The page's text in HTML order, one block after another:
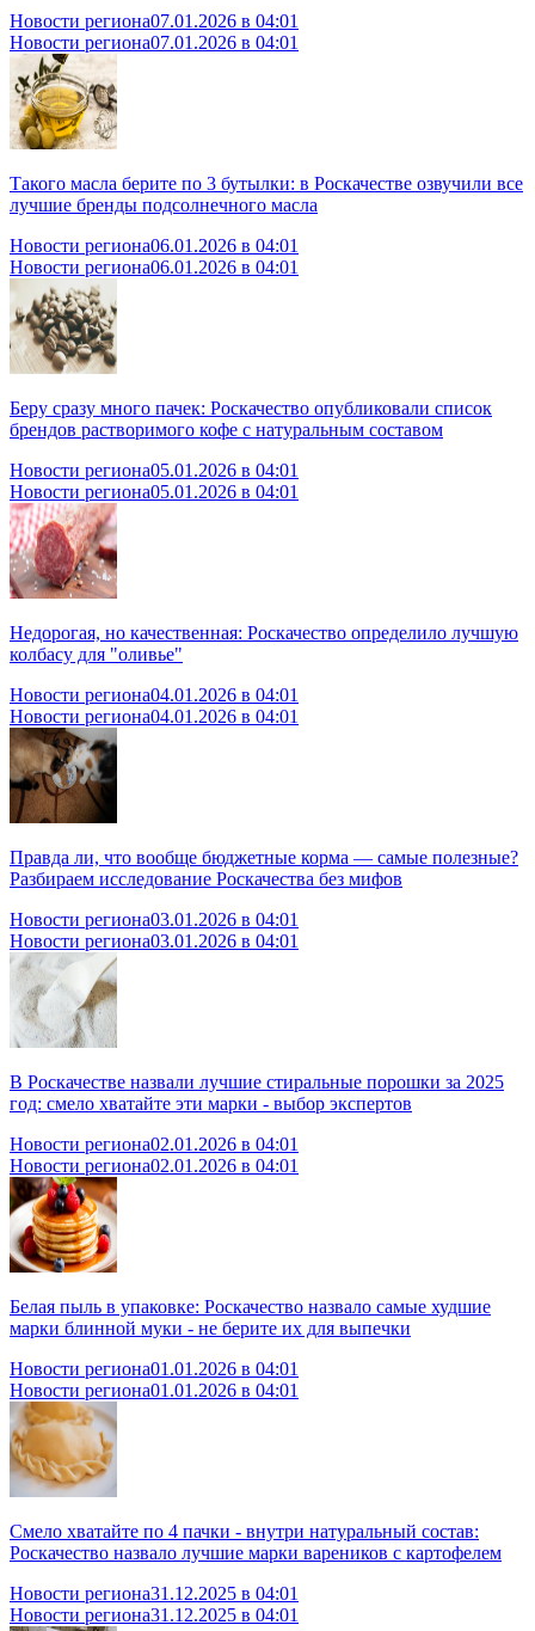
Новости региона07.01.2026 в 04:01
Новости региона07.01.2026 в 04:01
Такого масла берите по 3 бутылки: в Роскачестве озвучили все
лучшие бренды подсолнечного масла
Новости региона06.01.2026 в 04:01
Новости региона06.01.2026 в 04:01
Беру сразу много пачек: Роскачество опубликовали список
брендов растворимого кофе с натуральным составом
Новости региона05.01.2026 в 04:01
Новости региона05.01.2026 в 04:01
Недорогая, но качественная: Роскачество определило лучшую
колбасу для "оливье"
Новости региона04.01.2026 в 04:01
Новости региона04.01.2026 в 04:01
Правда ли, что вообще бюджетные корма — самые полезные?
Разбираем исследование Роскачества без мифов
Новости региона03.01.2026 в 04:01
Новости региона03.01.2026 в 04:01
В Роскачестве назвали лучшие стиральные порошки за 2025
год: смело хватайте эти марки - выбор экспертов
Новости региона02.01.2026 в 04:01
Новости региона02.01.2026 в 04:01
Белая пыль в упаковке: Роскачество назвало самые худшие
марки блинной муки - не берите их для выпечки
Новости региона01.01.2026 в 04:01
Новости региона01.01.2026 в 04:01
Смело хватайте по 4 пачки - внутри натуральный состав:
Роскачество назвало лучшие марки вареников с картофелем
Новости региона31.12.2025 в 04:01
Новости региона31.12.2025 в 04:01